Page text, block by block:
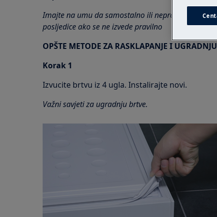
Imajte na umu da samostalno ili neprofesionalno
posljedice ako se ne izvede pravilno
OPŠTE METODE ZA RASKLAPANJE I
Korak 1
Izvucite brtvu iz 4 ugla. Instalirajte novi.
Važni savjeti za ugradnju brtve.